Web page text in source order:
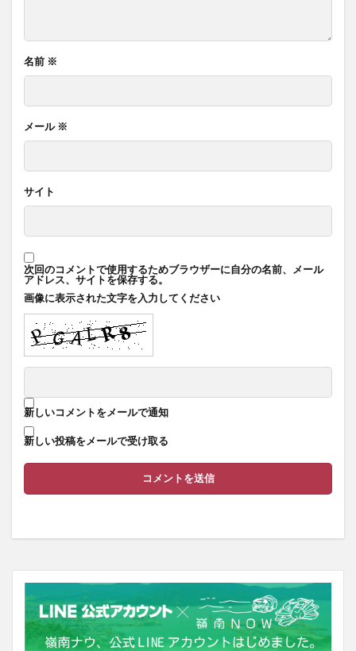
名前 ※
メール ※
サイト
次回のコメントで使用するためブラウザーに自分の名前、メール
アドレス、サイトを保存する。
画像に表示された文字を入力してください
新しいコメントをメールで通知
新しい投稿をメールで受け取る